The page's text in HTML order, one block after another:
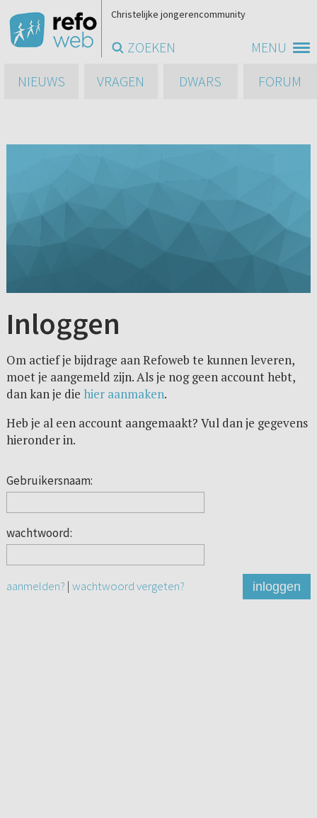
MENU
Christelijke jongerencommunity
ZOEKEN
NIEUWS
VRAGEN DWARS FORUM
Inloggen
Om actief je bijdrage aan Refoweb te kunnen leveren,
moet je aangemeld zijn. Als je nog geen account hebt,
dan kan je die hier aanmaken.
Heb je al een account aangemaakt? Vul dan je gegevens
hieronder in.
Gebruikersnaam:
wachtwoord:
aanmelden? | wachtwoord vergeten? inloggen